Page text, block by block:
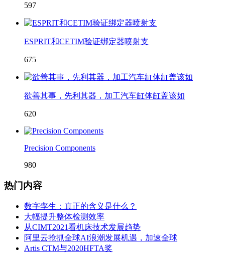
597
ESPRIT和CETIM验证绑定器喷射支
675
欲善其事，先利其器，加工汽车缸体缸盖该如
620
Precision Components
980
热门内容
数字孪生：真正的含义是什么？
大幅提升整体检测效率
从CIMT2021看机床技术发展趋势
阿里云抢抓全球AI浪潮发展机遇，加速全球
Artis CTM与2020HFTA奖